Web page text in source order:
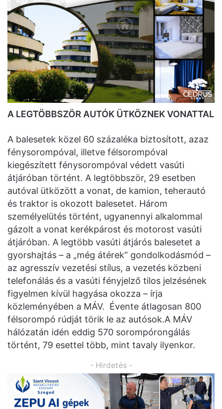
A LEGTÖBBSZÖR AUTÓK ÜTKÖZNEK VONATTAL
A balesetek közel 60 százaléka biztosított, azaz
fénysorompóval, illetve félsorompóval
kiegészített fénysorompóval védett vasúti
átjáróban történt. A legtöbbször, 29 esetben
autóval ütközött a vonat, de kamion, teherautó
és traktor is okozott balesetet. Három
személyelütés történt, ugyanennyi alkalommal
gázolt a vonat kerékpárost és motorost vasúti
átjáróban. A legtöbb vasúti átjárós balesetet a
gyorshajtás – a „még átérek” gondolkodásmód –
az agresszív vezetési stílus, a vezetés közbeni
telefonálás és a vasúti fényjelző tilos jelzésének
figyelmen kívül hagyása okozza – írja
közleményében a MÁV. Évente átlagosan 800
félsorompó rúdját törik le az autósok.A MÁV
hálózatán idén eddig 570 sorompórongálás
történt, 79 esettel több, mint tavaly ilyenkor.
- Hirdetés -